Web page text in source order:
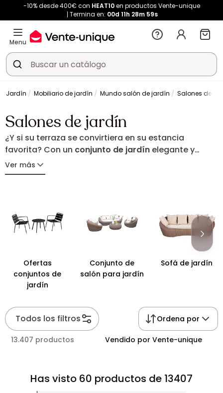
-10% desde 400€ con HEAT10en productos Vente-unique
Termina en: 00d 11h 28m 59s
Menu
Jardín Mobiliario de jardín Mundo salón de jardín Salones de
Salones de jardín
¿Y si su terraza se convirtiera en su estancia
favorita? Con un conjunto de jardín elegante y
confortable, cree un espacio acogedor donde
compartir aperitivos, comidas e instantes de relax.
Ver más
Ofertas
conjuntos de
jardín
Conjunto de
salón para jardín
Sofá de jardín
Todos los filtros Ordena por
13.407 productos Vendido por Vente-unique
Has visto 60 productos de 13407